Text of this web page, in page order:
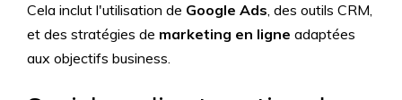
Cela inclut l'utilisation de Google Ads, des outils CRM,
et des stratégies de marketing en ligne adaptées
aux objectifs business.